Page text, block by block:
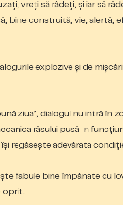
vreţi să râdeţi, şi iar să
bine construită, vie, alertă,
explozive şi de
ziua”, dialogul nu intră în
râsului pusă-n
regăseşte adevărata
fabule bine împănate cu
oprit.